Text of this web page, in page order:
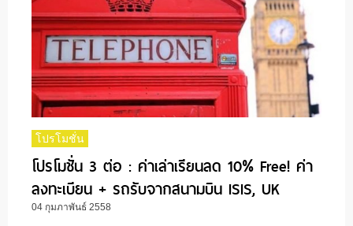
โปรโมชั่น
โปรโมชั่น 3 ต่อ : ค่าเล่าเรียนลด 10% Free! ค่า
ลงทะเบียน + รถรับจากสนามบิน ISIS, UK
04 กุมภาพันธ์ 2558